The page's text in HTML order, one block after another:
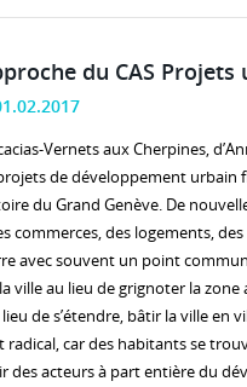
du CAS
Vernets aux Cherpines,
de développement urbain
du Grand Genève. De
commerces, des logements,
avec souvent un point
ville au lieu de grignoter la zone
de s’étendre, bâtir la ville en
radical, car des habitants se
des acteurs à part entière du